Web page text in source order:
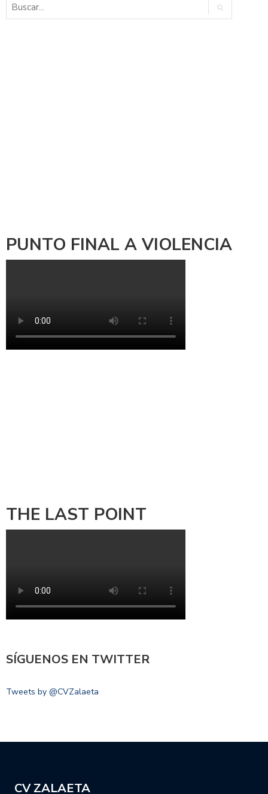
PUNTO FINAL A VIOLENCIA
THE LAST POINT
SÍGUENOS EN TWITTER
Tweets by @CVZalaeta
CV ZALAETA